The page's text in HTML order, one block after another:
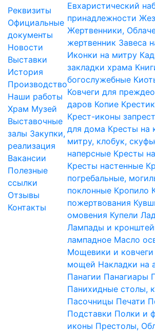
Реквизиты
Официальные
документы
Новости
Выставки
История
Производство
Наши работы
Храм Музей
Выставочные
залы Закупки,
реализация
Вакансии
Полезные
ссылки
Отзывы
Контакты
Евхаристический
принадлежности
Жертвенники,
жертвенник Завеса
Иконки на митру
закладки храма
богослужебные
Ковчеги для
даров Копие
Крест-иконы
для дома Кресты на
митру, клобук,
наперсные Кресты
Кресты настенные
погребальные,
поклонные Кропило
пожертвования
омовения Купели
Лампады и
лампадное Масло
Мощевики и ковчеги
мощей Накладки на
Панагии Панагиары
Панихидные столы,
Пасочницы Печати
Подставки Полки и
иконы Престолы,